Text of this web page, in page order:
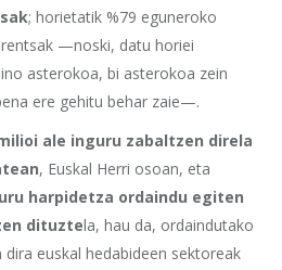
; horietatik %79 eguneroko
—noski, datu horiei
asterokoa, bi asterokoa zein
ere gehitu behar zaie—.
ale inguru zabaltzen direla
, Euskal Herri osoan, eta
harpidetza ordaindu egiten
dituztela, hau da, ordaindutako
euskal hedabideen sektoreak